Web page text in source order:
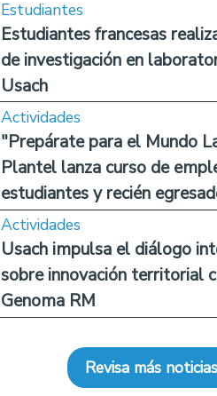
Estudiantes
Estudiantes francesas
de investigación en
Usach
Actividades
"Prepárate para el Mundo
Plantel lanza curso de
estudiantes y recién
Actividades
Usach impulsa el diálogo
sobre innovación territorial
Genoma RM
Revisa más